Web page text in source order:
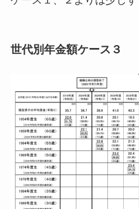
世代別年金額ケース３